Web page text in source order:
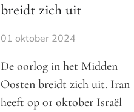
breidt zich uit
01 oktober 2024
De oorlog in het Midden
Oosten breidt zich uit. Iran
heeft op 01 oktober Israël